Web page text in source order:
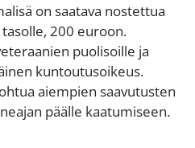
on saatava nostettua
200 euroon.
puolisoille ja
kuntoutusoikeus.
aiempien saavutusten
päälle kaatumiseen.